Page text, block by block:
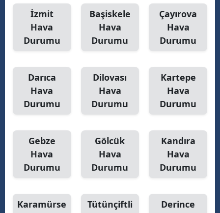
Malatya
Manisa
Kahramanmaraş
Mardin
Muğla
Muş
Nevşehir
Ordu
Sakarya
İzmit
Hava
Durumu
Başiskele
Hava
Durumu
Çayırova
Hava
Durumu
Darıca
Hava
Durumu
Dilovası
Hava
Durumu
Kartepe
Hava
Durumu
Gebze
Hava
Durumu
Gölcük
Hava
Durumu
Kandıra
Hava
Durumu
Karamürse
Tütünçiftli
Derince